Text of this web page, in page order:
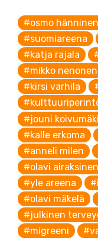
#osmo hänninen
#suomiareena
#katja rajala
#mikko nenonen
#kirsi varhila
#jouni koivumäki
#kalle erkoma
#anneli milen
#olavi airaksinen
#yle areena
#olavi mäkelä
#julkinen
#migreeni